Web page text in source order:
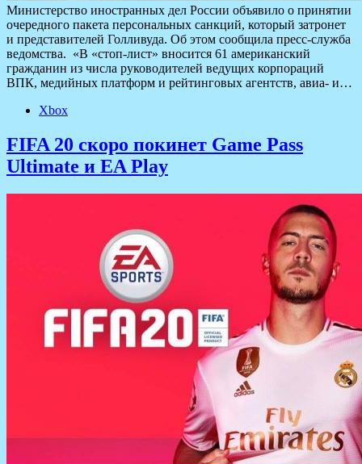
Министерство иностранных дел России объявило о принятии
очередного пакета персональных санкций, который затронет
и представителей Голливуда. Об этом сообщила пресс-служба
ведомства. «В «стоп-лист» вносится 61 американский
гражданин из числа руководителей ведущих корпораций
ВПК, медийных платформ и рейтинговых агентств, авиа- и…
Xbox
FIFA 20 скоро покинет Game Pass
Ultimate и EA Play